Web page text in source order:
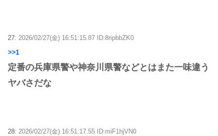
27: 2026/02/27(金) 16:51:15.87 ID:8ripbbZK0
>>1
定番の兵庫県警や神奈川県警などとはまた一味違う
ヤバさだな
28: 2026/02/27(金) 16:51:17.55 ID:miF1hjVN0